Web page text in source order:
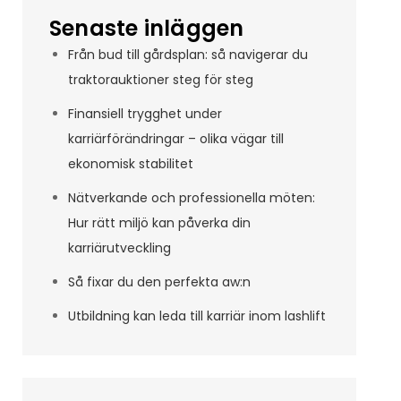
Senaste inläggen
Från bud till gårdsplan: så navigerar du
traktorauktioner steg för steg
Finansiell trygghet under
karriärförändringar – olika vägar till
ekonomisk stabilitet
Nätverkande och professionella möten:
Hur rätt miljö kan påverka din
karriärutveckling
Så fixar du den perfekta aw:n
Utbildning kan leda till karriär inom lashlift